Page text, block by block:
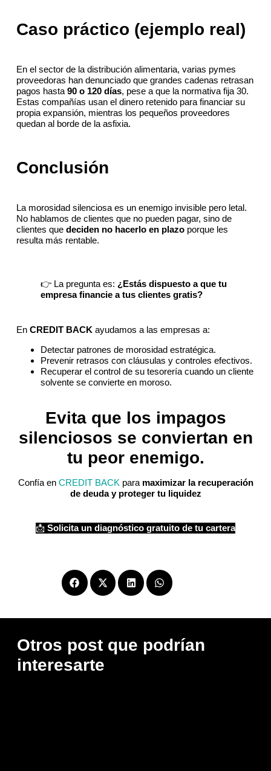
Caso práctico (ejemplo real)
En el sector de la distribución alimentaria, varias pymes
proveedoras han denunciado que grandes cadenas retrasan
pagos hasta 90 o 120 días, pese a que la normativa fija 30.
Estas compañías usan el dinero retenido para financiar su
propia expansión, mientras los pequeños proveedores
quedan al borde de la asfixia.
Conclusión
La morosidad silenciosa es un enemigo invisible pero letal.
No hablamos de clientes que no pueden pagar, sino de
clientes que deciden no hacerlo en plazoporque les
resulta más rentable.
👉 La pregunta es: ¿Estás dispuesto a que tu
empresa financie a tus clientes gratis?
En CREDIT BACK ayudamos a las empresas a:
Detectar patrones de morosidad estratégica.
Prevenir retrasos con cláusulas y controles efectivos.
Recuperar el control de su tesorería cuando un cliente
solvente se convierte en moroso.
Evita que los impagos
silenciosos se conviertan en
tu peor enemigo.
Confía en CREDIT BACK para maximizar la recuperación
de deuda y proteger tu liquidez
📩 Solicita un diagnóstico gratuito de tu cartera
Otros post que podrían
interesarte